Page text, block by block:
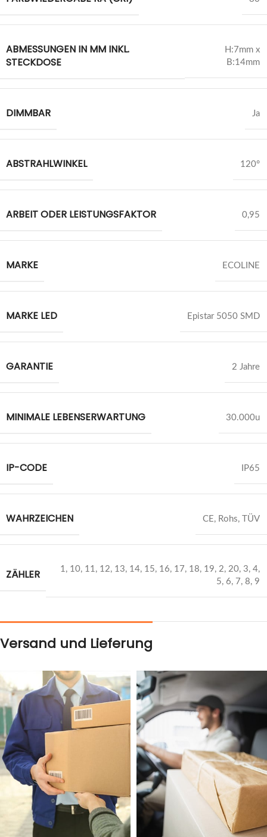
ABMESSUNGEN IN MM INKL.
STECKDOSE
H:7mm x
B:14mm
DIMMBAR Ja
ABSTRAHLWINKEL 120°
ARBEIT ODER LEISTUNGSFAKTOR 0,95
MARKE ECOLINE
MARKE LED Epistar 5050 SMD
GARANTIE 2 Jahre
MINIMALE LEBENSERWARTUNG 30.000u
IP-CODE IP65
WAHRZEICHEN CE, Rohs, TÜV
ZÄHLER 1 , 10, 11 , 12, 13, 14, 15, 16, 17, 18, 19, 2, 20, 3, 4,
5, 6, 7, 8, 9
Versand und Lieferung